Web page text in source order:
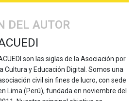
DEL AUTOR
son las siglas de la Asociación por
la Cultura y Educación Digital. Somos una
civil sin fines de lucro, con sede
Lima (Perú), fundada en noviembre del